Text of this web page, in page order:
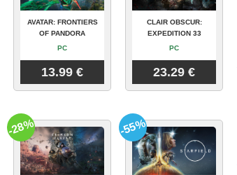
AVATAR: FRONTIERS
OF PANDORA
PC
13.99 €
CLAIR OBSCUR:
EXPEDITION 33
PC
23.29 €
-28% -55%